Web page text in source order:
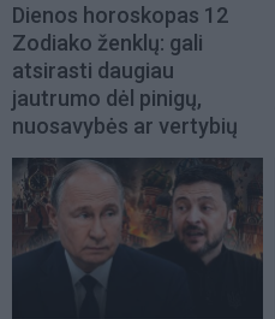
Dienos horoskopas 12
Zodiako ženklų: gali
atsirasti daugiau
jautrumo dėl pinigų,
nuosavybės ar vertybių